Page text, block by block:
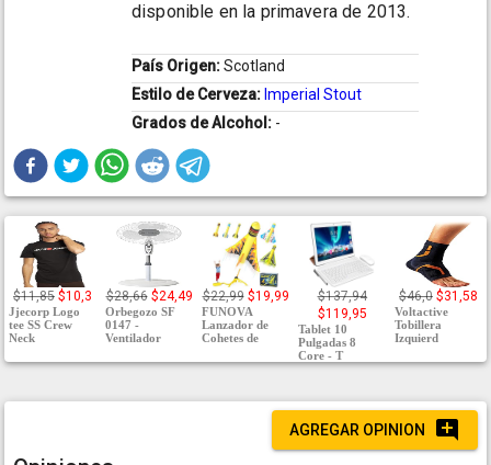
disponible en la primavera de 2013.
País Origen:Scotland
Estilo de Cerveza: Imperial Stout
Grados de Alcohol: -
$11,85 $10,3
Jjecorp Logo
tee SS Crew
Neck
$28,66 $24,49
Orbegozo SF
0147 -
Ventilador
$22,99 $19,99
FUNOVA
Lanzador de
Cohetes de
$137,94
$119,95
Tablet 10
Pulgadas 8
Core - T
$46,0 $31,58
Voltactive
Tobillera
Izquierd
AGREGAR OPINION